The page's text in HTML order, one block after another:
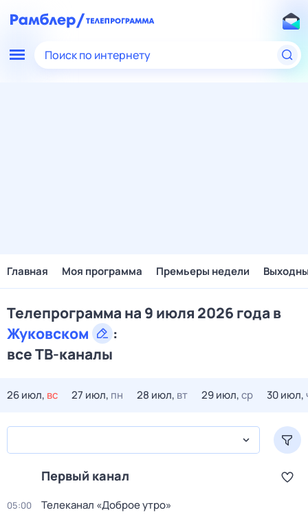
Поиск по интернету
Главная Моя программа Премьеры недели
Телепрограмма на 9 июля 2026 года в
Жуковском
:
все ТВ-каналы
26 июл, вс 27 июл, пн 28 июл, вт 29 июл,ср 30 июл,
Первый канал
05:00 Телеканал «Доброе утро»